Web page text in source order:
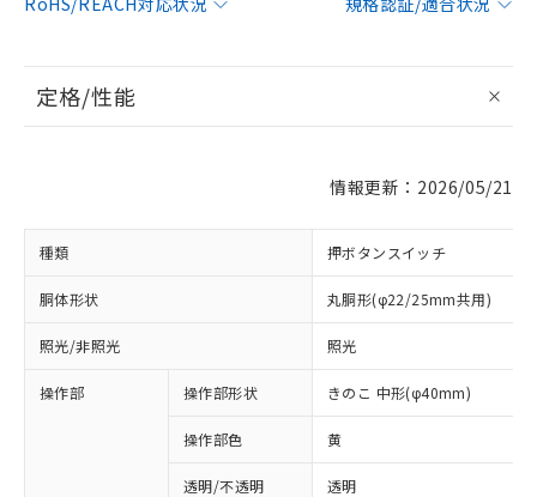
定格/性能
情報更新：2026/05/21
種類 押ボタンスイッチ
胴体形状 丸胴形(φ22/25mm共用)
照光/非照光 照光
操作部 操作部形状 きのこ 中形(φ40mm)
操作部色 黄
透明/不透明 透明